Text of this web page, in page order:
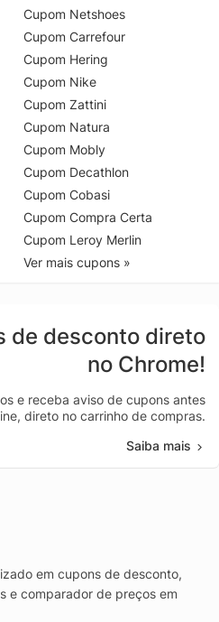
Cupom Netshoes
Cupom Carrefour
Cupom Hering
Cupom Nike
Cupom Zattini
Cupom Natura
Cupom Mobly
Cupom Decathlon
Cupom Cobasi
Cupom Compra Certa
Cupom Leroy Merlin
Ver mais cupons »
de desconto direto
no Chrome!
e receba aviso de cupons antes
direto no carrinho de compras.
Saiba mais
em cupons de desconto,
e comparador de preços em